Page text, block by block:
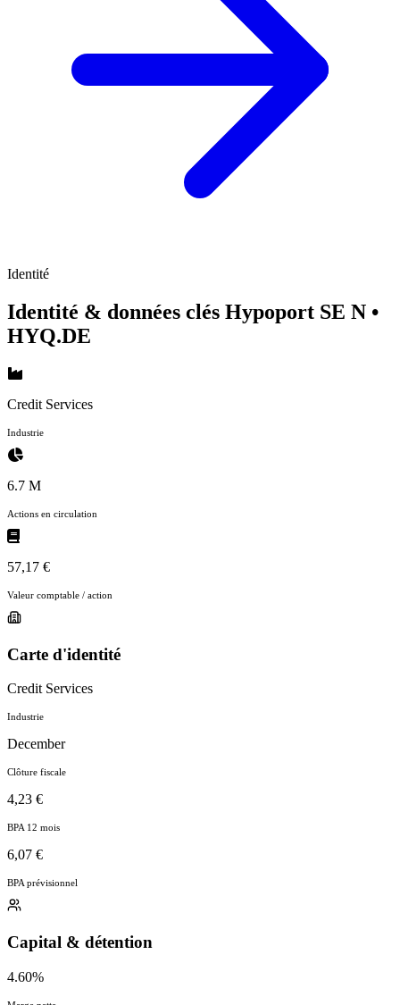
Identité
Identité & données clés Hypoport SE N •
HYQ.DE
Credit Services
Industrie
6.7 M
Actions en circulation
57,17 €
Valeur comptable / action
Carte d'identité
Credit Services
Industrie
December
Clôture fiscale
4,23 €
BPA 12 mois
6,07 €
BPA prévisionnel
Capital & détention
4.60%